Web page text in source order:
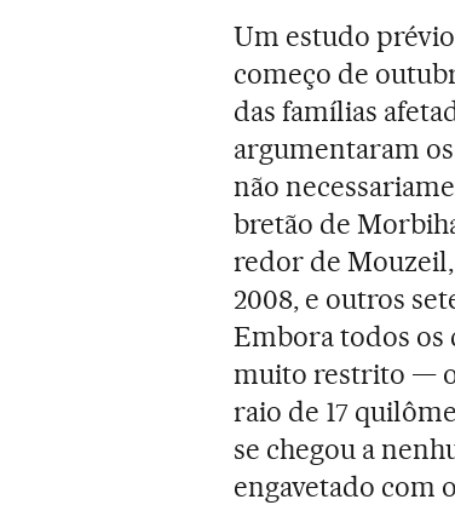
Um estudo
começo de
das famílias
argumentaram
não
bretão de
redor de
2008, e outros
Embora todos
muito restrito —
raio de 17
se chegou a
engavetado com